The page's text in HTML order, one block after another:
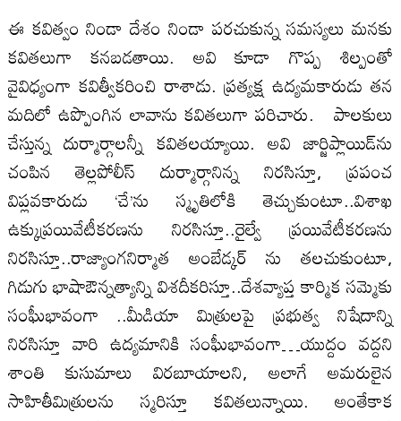
ఈ కవిత్వం నిండా దేశం నిండా పరచుకున్న సమస్యలు మనకు
కవితలుగా కనబడతాయి. అవి కూడా గొప్ప శిల్పంతో
వైవిధ్యంగా కవిత్వీకరించి రాశాడు. ప్రత్యక్ష ఉద్యమకారుడు తన
మదిలో ఉప్పొంగిన లావాను కవితలుగా పరిచారు. పాలకులు
చేస్తున్న దుర్మార్గాలన్నీ కవితలయ్యాయి. అవి జార్జిప్లాయిడ్‌ను
చంపిన తెల్లపోలీస్‌ దుర్మార్గానిన్న నిరసిస్తూ, ప్రపంచ
విప్లవకారుడు ‘చే’ను స్మృతిలోకి తెచ్చుకుంటూ..విశాఖ
ఉక్కుప్రయివేటీకరణను నిరసిస్తూ..రైల్వే ప్రయివేటీకరణను
నిరసిస్తూ..రాజ్యాంగనిర్మాత అంబేడ్కర్‌ ను తలచుకుంటూ,
గిడుగు భాషాఔన్నత్యాన్ని విశదీకరిస్తూ..దేశవ్యాప్త కార్మిక సమ్మెకు
సంఫీుభావంగా ..మీడియా మిత్రులపై ప్రభుత్వ నిషేదాన్ని
నిరసిస్తూ వారి ఉద్యమానికి సంఫీుభావంగా…యుద్దం వద్దని
శాంతి కుసుమాలు విరబూయాలని, అలాగే అమరులైన
సాహితీమిత్రులను స్మరిస్తూ కవితలున్నాయి. అంతేకాక